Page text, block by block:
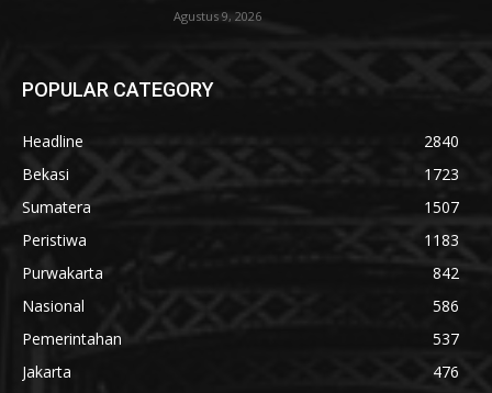
Agustus 9, 2026
POPULAR CATEGORY
Headline
2840
Bekasi
1723
Sumatera
1507
Peristiwa
1183
Purwakarta
842
Nasional
586
Pemerintahan
537
Jakarta
476